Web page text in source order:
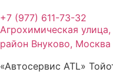
+7 (977) 611-73-32
Агрохимическая улица,
район Внуково, Москва
«Автосервис ATL»